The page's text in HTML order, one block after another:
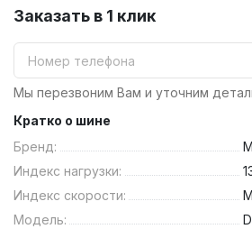
Заказать в 1 клик
Мы перезвоним Вам и уточним
Кратко о шине
Бренд:
Индекс нагрузки:
Индекс скорости:
M
Модель: